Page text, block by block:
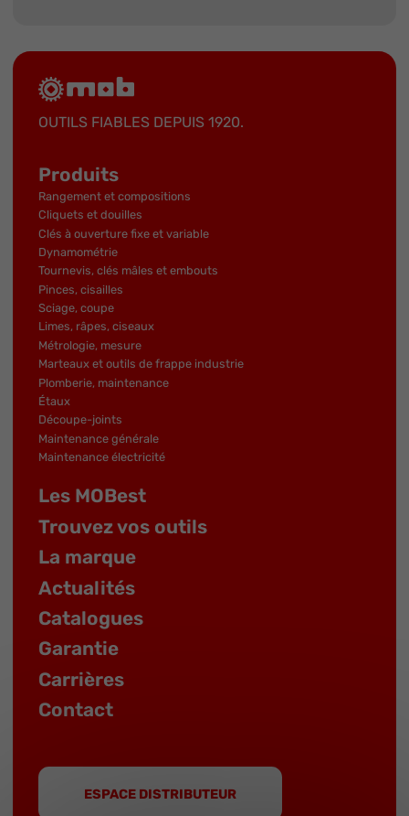
OUTILS FIABLES DEPUIS 1920.
Produits
Rangement et compositions
Cliquets et douilles
Clés à ouverture fixe et variable
Dynamométrie
Tournevis, clés mâles et embouts
Pinces, cisailles
Sciage, coupe
Limes, râpes, ciseaux
Métrologie, mesure
Marteaux et outils de frappe industrie
Plomberie, maintenance
Étaux
Découpe-joints
Maintenance générale
Maintenance électricité
Les MOBest
Trouvez vos outils
La marque
Actualités
Catalogues
Garantie
Carrières
Contact
ESPACE DISTRIBUTEUR